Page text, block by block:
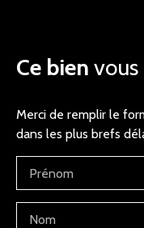
Ce bien vous
Merci de remplir le
dans les plus brefs
Prénom
Nom